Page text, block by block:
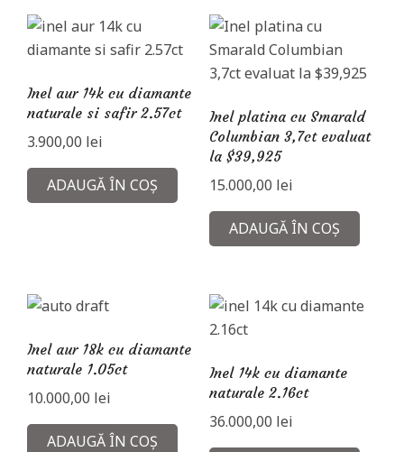
Inel aur 14k cu diamante
naturale si safir 2.57ct
3.900,00 lei
ADAUGĂ ÎN COȘ
Inel platina cu Smarald
Columbian 3,7ct evaluat
la $39,925
15.000,00 lei
ADAUGĂ ÎN COȘ
Inel aur 18k cu diamante
naturale 1.05ct
10.000,00 lei
ADAUGĂ ÎN COȘ
Inel 14k cu diamante
naturale 2.16ct
36.000,00 lei